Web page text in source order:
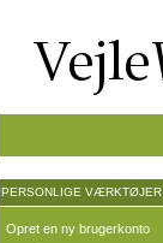
PERSONLIGE VÆRKTØJER
Opret en ny brugerkonto